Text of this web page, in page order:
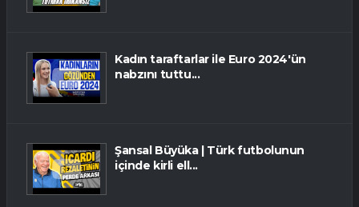
Kadın taraftarlar ile Euro 2024'ün
nabzını tuttu...
Şansal Büyüka | Türk futbolunun
içinde kirli ell...